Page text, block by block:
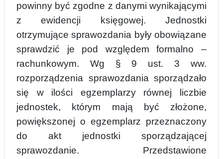
powinny być zgodne z danymi wynikającymi
z ewidencji księgowej. Jednostki
otrzymujące sprawozdania były obowiązane
sprawdzić je pod względem formalno –
rachunkowym. Wg § 9 ust. 3 ww.
rozporządzenia sprawozdania sporządzało
się w ilości egzemplarzy równej liczbie
jednostek, którym mają być złożone,
powiększonej o egzemplarz przeznaczony
do akt jednostki sporządzającej
sprawozdanie. Przedstawione